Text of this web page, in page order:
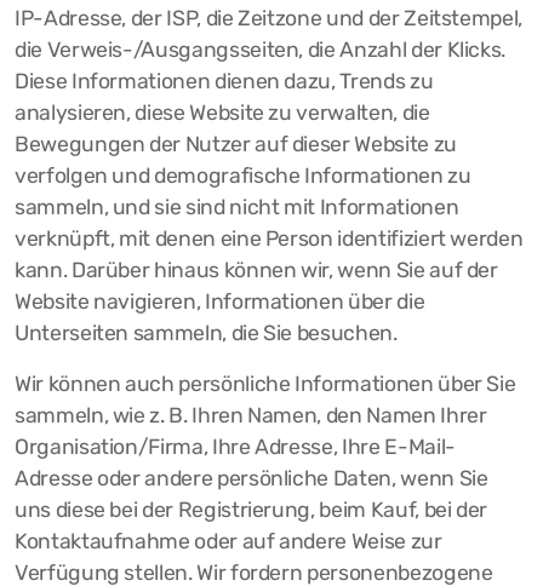
IP-Adresse, der ISP, die Zeitzone und der Zeitstempel,
die Verweis-/Ausgangsseiten, die Anzahl der Klicks.
Diese Informationen dienen dazu, Trends zu
analysieren, diese Website zu verwalten, die
Bewegungen der Nutzer auf dieser Website zu
verfolgen und demografische Informationen zu
sammeln, und sie sind nicht mit Informationen
verknüpft, mit denen eine Person identifiziert werden
kann. Darüber hinaus können wir, wenn Sie auf der
Website navigieren, Informationen über die
Unterseiten sammeln, die Sie besuchen.
Wir können auch persönliche Informationen über Sie
sammeln, wie z. B. Ihren Namen, den Namen Ihrer
Organisation/Firma, Ihre Adresse, Ihre E-Mail-
Adresse oder andere persönliche Daten, wenn Sie
uns diese bei der Registrierung, beim Kauf, bei der
Kontaktaufnahme oder auf andere Weise zur
Verfügung stellen. Wir fordern personenbezogene